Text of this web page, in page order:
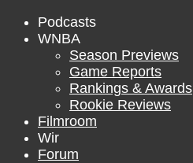
Podcasts
WNBA
Season Previews
Game Reports
Rankings & Awards
Rookie Reviews
Filmroom
Wir
Forum